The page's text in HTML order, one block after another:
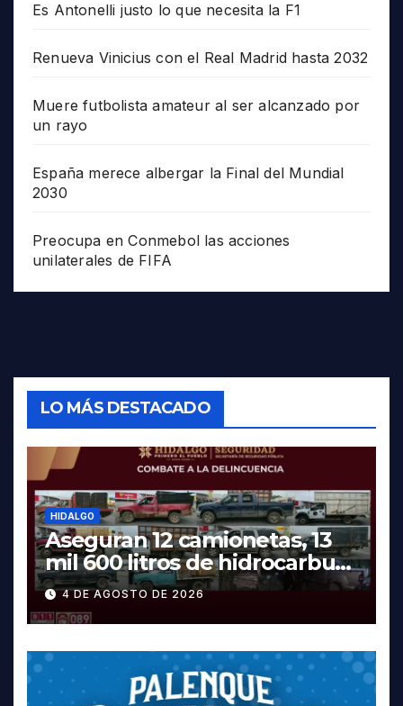
Es Antonelli justo lo que necesita la F1
Renueva Vinicius con el Real Madrid hasta 2032
Muere futbolista amateur al ser alcanzado por
un rayo
España merece albergar la Final del Mundial
2030
Preocupa en Conmebol las acciones
unilaterales de FIFA
LO MÁS DESTACADO
HIDALGO
Aseguran 12 camionetas, 13
mil 600 litros de hidrocarburo
y dos vehículos robados en
Tula
4 DE AGOSTO DE 2026